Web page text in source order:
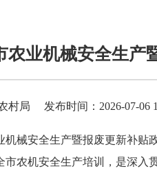
农业机械安全生产
村局 发布时间：2026-07-06
机械安全生产暨报废更新补贴
市农机安全生产培训，是深入